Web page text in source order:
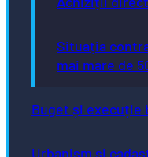
Situația
mai mare de
Buget și execuție
Urbanism și